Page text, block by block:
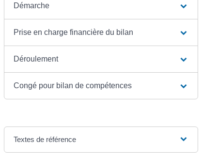
Démarche
Prise en charge financière du bilan
Déroulement
Congé pour bilan de compétences
Textes de référence